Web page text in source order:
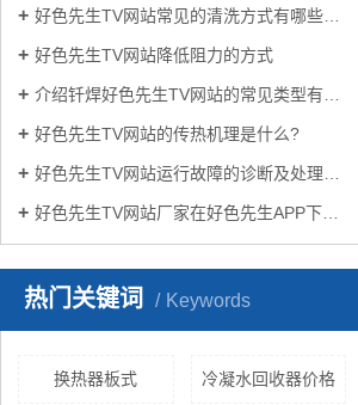
好色先生TV网站常见的清洗方式有哪些？
好色先生TV网站降低阻力的方式
介绍钎焊好色先生TV网站的常见类型有哪些
好色先生TV网站的传热机理是什么?
好色先生TV网站运行故障的诊断及处理方法
好色先生TV网站厂家在好色先生APP下载苹果手机安装生活中有哪些作用？
热门关键词 Keywords
换热器板式 冷凝水回收器价格